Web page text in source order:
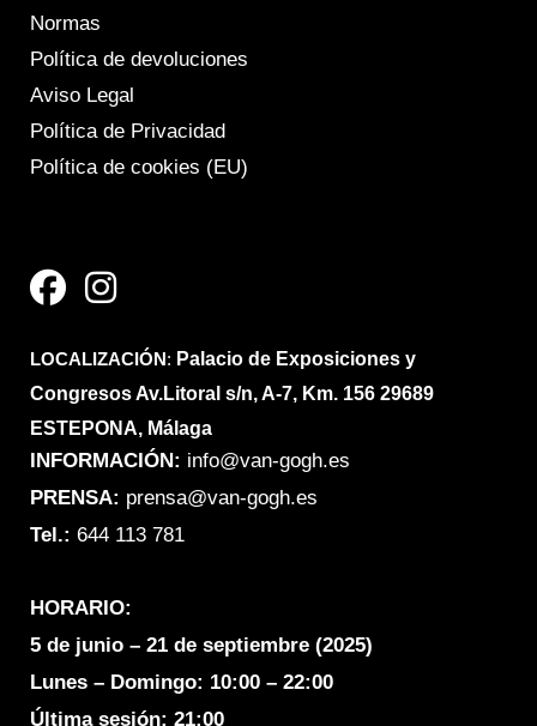
Normas
Política de devoluciones
Aviso Legal
Política de Privacidad
Política de cookies (EU)
a
c
b
o
o
k
n
s
a
g
r
a
m
LOCALIZACIÓN: Palacio de Exposiciones y
Congresos Av.Litoral s/n, A-7, Km. 156 29689
ESTEPONA, Málaga
INFORMACIÓN: info@van-gogh.es
PRENSA: prensa@van-gogh.es
Tel.: 644 113 781
HORARIO:
5 de junio – 21 de septiembre (2025)
Lunes – Domingo: 10:00 – 22:00
Última sesión: 21:00